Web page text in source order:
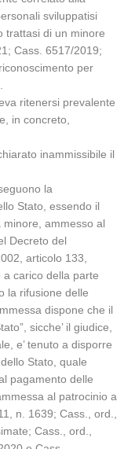
sviluppatisi
trattasi di un minore
Cass. 6517/2019;
per
ritenersi prevalente
in concreto,
inammissibile il
la
Stato, essendo il
ammesso al
Decreto del
articolo 133,
a carico della parte
la rifusione delle
dispone che il
sicche’ il giudice,
e’ tenuto a disporre
Stato, quale
pagamento delle
al patrocinio a
n. 1639; Cass., ord.,
Cass., ord.,